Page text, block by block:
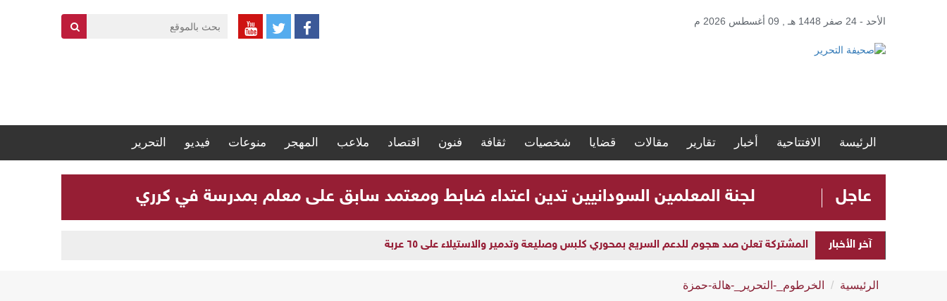
الأحد - 24 صفر 1448 هـ , 09 أغسطس 2026 م
الرئيسة الافتتاحية أخبار تقارير مقالات قضايا شخصيات ثقافة فنون اقتصاد ملاعب المهجر منوعات فيديو التحرير
عاجل لجنة المعلمين السودانيين تدين اعتداء ضابط ومعتمد سابق على معلم بمدرسة في كرري
آخر الأخبار المشتركة تعلن صد هجوم للدعم السريع بمحوري كلبس وصليعة وتدمير والاستيلاء على ٦٥ عربة
الرئيسية الخرطوم_-التحرير_-هالة-حمزة